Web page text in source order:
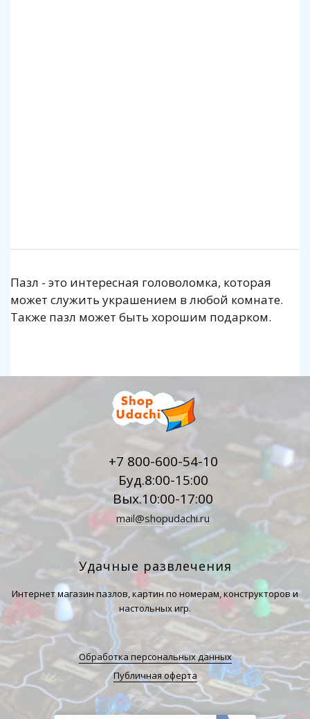
Пазл - это интересная головоломка, которая
может служить украшением в любой комнате.
Также пазл может быть хорошим подарком.
+7 800-600-54-10
Буд.8:00-15:00
Вых.10:00-17:00
mail@shopudachi.ru
Удачные развлечения
Интернет магазин пазлов, картин по номерам, конструкторов и
настольных игр.
Обработка персональных данных
Публичная оферта